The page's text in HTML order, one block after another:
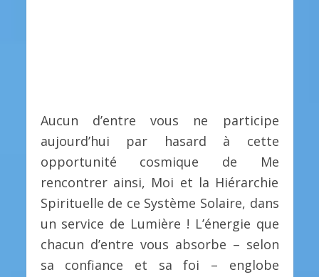
Aucun d’entre vous ne participe
aujourd’hui par hasard à cette
opportunité cosmique de Me
rencontrer ainsi, Moi et la Hiérarchie
Spirituelle de ce Système Solaire, dans
un service de Lumière ! L’énergie que
chacun d’entre vous absorbe – selon
sa confiance et sa foi – englobe